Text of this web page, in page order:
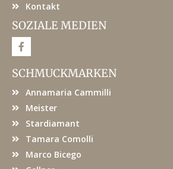
Kontakt
SOZIALE MEDIEN
F
a
e
b
o
SCHMUCKMARKEN
Annamaria Cammilli
Meister
Stardiamant
Tamara Comolli
Marco Bicego